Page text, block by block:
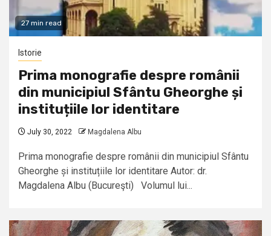
27 min read
Istorie
Prima monografie despre românii
din municipiul Sfântu Gheorghe și
instituțiile lor identitare
July 30, 2022 Magdalena Albu
Prima monografie despre românii din municipiul Sfântu
Gheorghe și instituțiile lor identitare Autor: dr.
Magdalena Albu (Bucureşti) Volumul lui...